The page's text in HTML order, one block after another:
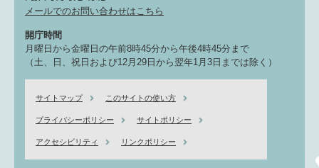
メールでのお問い合わせはこちら
開庁時間
月曜日から金曜日の午前8時45分から午後4時45分まで
（土、日、祝日および12月29日から翌年1月3日までは除く）
サイトマップ このサイトの使い方
プライバシーポリシー サイトポリシー
アクセシビリティ リンクポリシー